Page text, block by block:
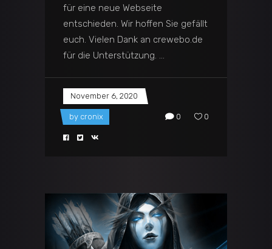
für eine neue Webseite
entschieden. Wir hoffen Sie gefällt
euch. Vielen Dank an crewebo.de
für die Unterstützung.
November 6, 2020
by cronix 0 0